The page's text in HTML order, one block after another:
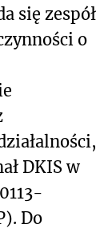
się zespół
o
DKIS w
Do